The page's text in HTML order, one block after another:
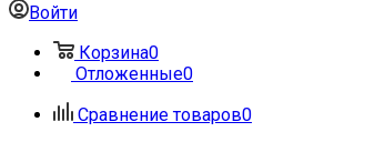
Войти
Корзина0
Отложенные0
Сравнение товаров0